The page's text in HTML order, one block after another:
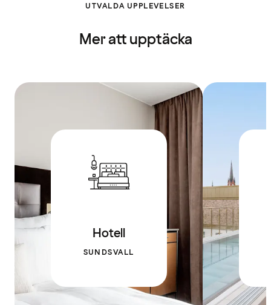
UTVALDA UPPLEVELSER
Mer att upptäcka
Hotell
SUNDSVALL